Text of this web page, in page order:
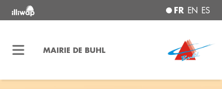
FR EN ES
MAIRIE DE BUHL